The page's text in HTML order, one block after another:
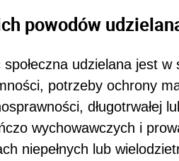
powodów
społeczna udzielana jest
potrzeby ochrony
długotrwałej
wychowawczych i
niepełnych lub